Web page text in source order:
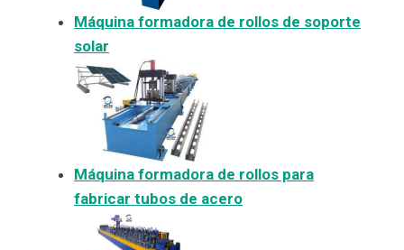
Máquina formadora de rollos de soporte
solar
Máquina formadora de rollos para
fabricar tubos de acero